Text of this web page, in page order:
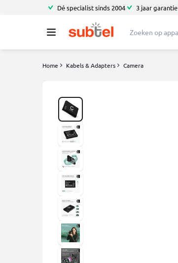
Dé specialist sinds 2004 3 jaar garantie
Home Kabels & Adapters Camera